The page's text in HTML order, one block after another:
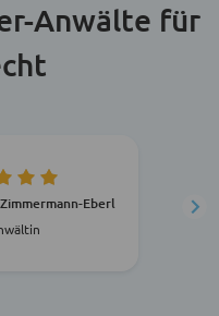
Anwälte für
Eberl